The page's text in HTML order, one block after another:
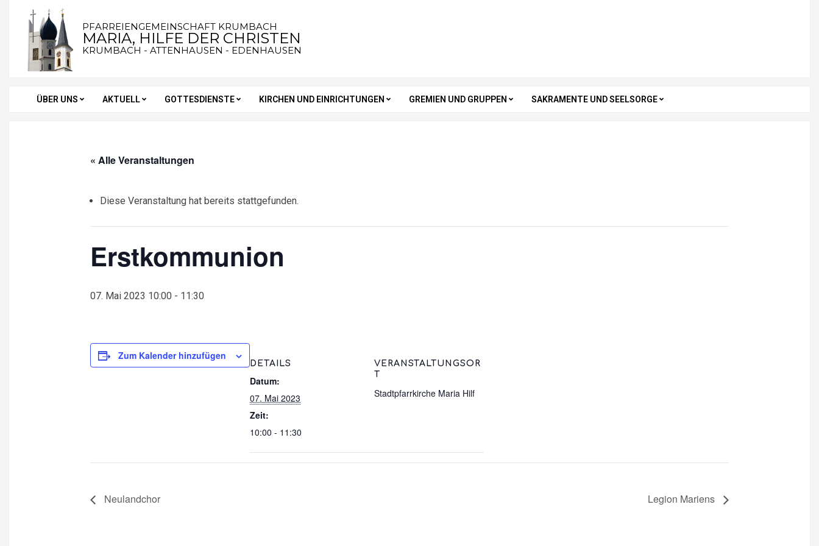
content
PFARREIENGEMEINSCHAFT KRUMBACH
MARIA, HILFE DER CHRISTEN
KRUMBACH - ATTENHAUSEN - EDENHAUSEN
Secondary
ÜBER UNS AKTUELL GOTTESDIENSTE KIRCHEN UND EINRICHTUNGEN GREMIEN UND GRUPPEN SAKRAMENTE UND SEELSORGE
« Alle Veranstaltungen
Diese Veranstaltung hat bereits stattgefunden.
Erstkommunion
07. Mai 2023 10:00 - 11:30
Zum Kalender hinzufügen
DETAILS
Datum:
07. Mai 2023
Zeit:
10:00 - 11:30
VERANSTALTUNGSOR
T
Stadtpfarrkirche Maria Hilf
Neulandchor Legion Mariens